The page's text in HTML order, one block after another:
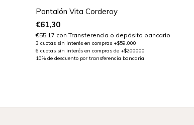
Pantalón Vita Corderoy
€61,30
€55,17 con Transferencia o depósito bancario